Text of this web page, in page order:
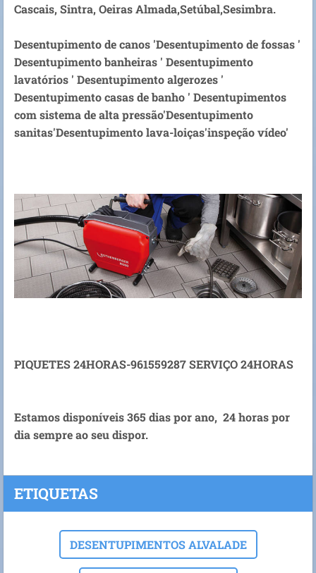
Cascais, Sintra, Oeiras Almada,Setúbal,Sesimbra.
Desentupimento de canos 'Desentupimento de fossas '
Desentupimento banheiras ' Desentupimento
lavatórios ' Desentupimento algerozes '
Desentupimento casas de banho ' Desentupimentos
com sistema de alta pressão'Desentupimento
sanitas'Desentupimento lava-loiças'inspeção vídeo'
PIQUETES 24HORAS-961559287 SERVIÇO 24HORAS
Estamos disponíveis 365 dias por ano, 24 horas por
dia sempre ao seu dispor.
ETIQUETAS
DESENTUPIMENTOS ALVALADE